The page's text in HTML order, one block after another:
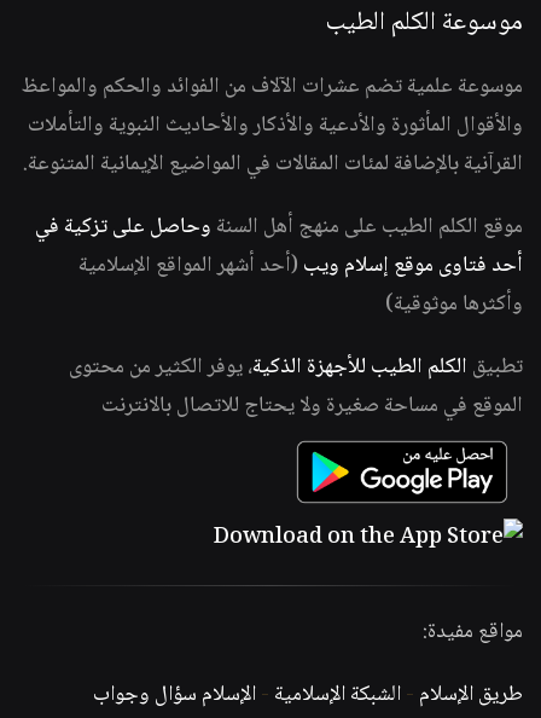
موسوعة الكلم الطيب
موسوعة علمية تضم عشرات الآلاف من الفوائد والحكم والمواعظ
والأقوال المأثورة والأدعية والأذكار والأحاديث النبوية والتأملات
القرآنية بالإضافة لمئات المقالات في المواضيع الإيمانية المتنوعة.
موقع الكلم الطيب على منهج أهل السنة وحاصل على تزكية في
أحد فتاوى موقع إسلام ويب (أحد أشهر المواقع الإسلامية
وأكثرها موثوقية)
تطبيق الكلم الطيب للأجهزة الذكية، يوفر الكثير من محتوى
الموقع في مساحة صغيرة ولا يحتاج للاتصال بالانترنت
مواقع مفيدة:
طريق الإسلام -الشبكة الإسلامية -الإسلام سؤال وجواب